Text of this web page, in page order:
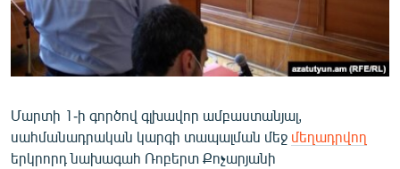
ՏՏ ԵՒ ԻՆՏԵՐՆԵՏ
ԿՈՐՈՆԱՎԻՐՈՒՍ
ՏԵՍԱՆՅՈՒԹԵՐ
ԲԱՆԱՎԵՃ
Մարտի 1-ի գործով գլխավոր ամբաստանյալ,
սահմանադրական կարգի տապալման մեջ մեղադրվող
երկրորդ նախագահ Ռոբերտ Քոչարյանի